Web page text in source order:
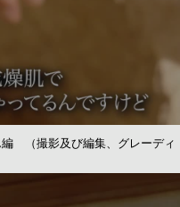
（撮影及び編集、グレーディ